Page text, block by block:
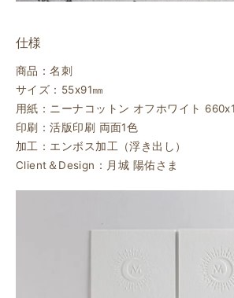
仕様
商品：名刺
サイズ：55ⅹ91㎜
用紙：ニーナコットン オフホワイト
印刷：活版印刷 両面1色
加工：エンボス加工（浮き出し）
Client＆Design：月城 陽佑さま